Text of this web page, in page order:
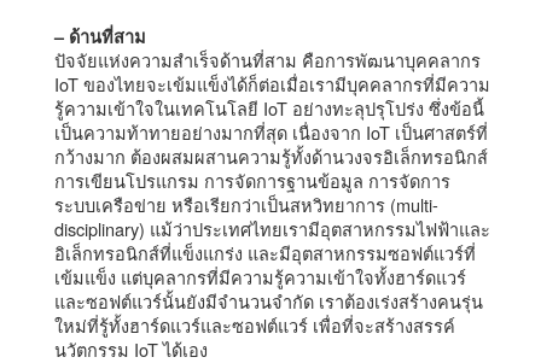
– ด้านที่สาม
ปัจจัยแห่งความสำเร็จด้านที่สาม คือการพัฒนาบุคคลากร
IoT ของไทยจะเข้มแข็งได้ก็ต่อเมื่อเรามีบุคคลากรที่มีความ
รู้ความเข้าใจในเทคโนโลยี IoT อย่างทะลุปรุโปร่ง ซึ่งข้อนี้
เป็นความท้าทายอย่างมากที่สุด เนื่องจาก IoT เป็นศาสตร์ที่
กว้างมาก ต้องผสมผสานความรู้ทั้งด้านวงจรอิเล็กทรอนิกส์
การเขียนโปรแกรม การจัดการฐานข้อมูล การจัดการ
ระบบเครือข่าย หรือเรียกว่าเป็นสหวิทยาการ (multi-
disciplinary) แม้ว่าประเทศไทยเรามีอุตสาหกรรมไฟฟ้าและ
อิเล็กทรอนิกส์ที่แข็งแกร่ง และมีอุตสาหกรรมซอฟต์แวร์ที่
เข้มแข็ง แต่บุคลากรที่มีความรู้ความเข้าใจทั้งฮาร์ดแวร์
และซอฟต์แวร์นั้นยังมีจำนวนจำกัด เราต้องเร่งสร้างคนรุ่น
ใหม่ที่รู้ทั้งฮาร์ดแวร์และซอฟต์แวร์ เพื่อที่จะสร้างสรรค์
นวัตกรรม IoT ได้เอง